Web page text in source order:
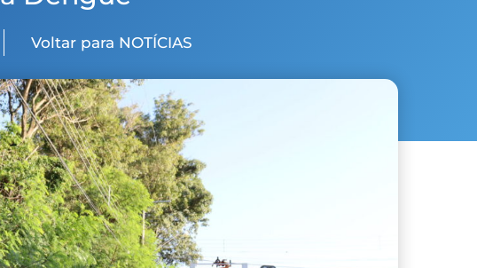
Voltar para NOTÍCIAS